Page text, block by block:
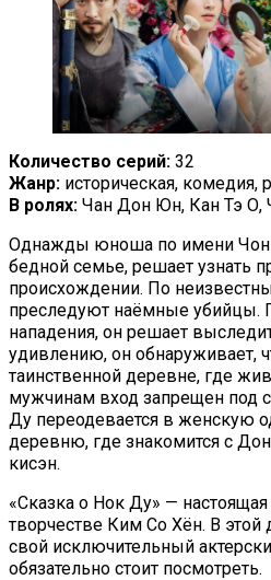
Количество серий: 32
Жанр: историческая, комедия,
В ролях: Чан Дон Юн, Кан Тэ О,
Однажды юноша по имени Чон
бедной семье, решает узнать
происхождении. По
преследуют наёмные убийцы.
нападения, он решает
удивлению, он обнаруживает,
таинственной деревне, где
мужчинам вход запрещен под
Ду переодевается в женскую
деревню, где знакомится с
кисэн.
«Сказка о Нок Ду» —
творчестве Ким Со Хён. В этой
свой исключительный
обязательно стоит посмотреть.